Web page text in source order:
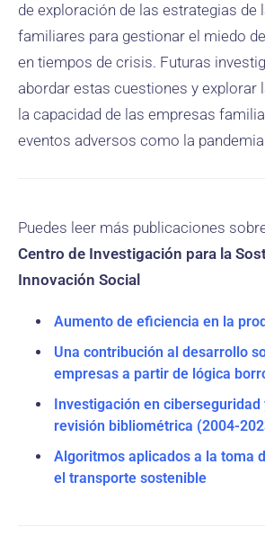
de exploración de las estrategias de
familiares para gestionar el miedo
en tiempos de crisis. Futuras
abordar estas cuestiones y explorar
la capacidad de las empresas
eventos adversos como la
Puedes leer más publicaciones
Centro de Investigación para la
Innovación Social
Aumento de eficiencia en la
Una contribución al desarrollo
empresas a partir de lógica
Investigación en ciberseguridad
revisión bibliométrica (2004-
Algoritmos aplicados a la toma
el transporte sostenible